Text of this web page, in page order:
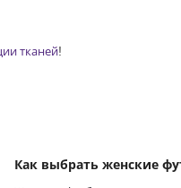
тканей!
Как выбрать женские